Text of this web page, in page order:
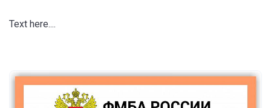
Text here....